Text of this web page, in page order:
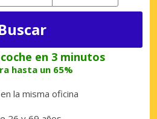
en 3 minutos
hasta un 65%
la misma oficina